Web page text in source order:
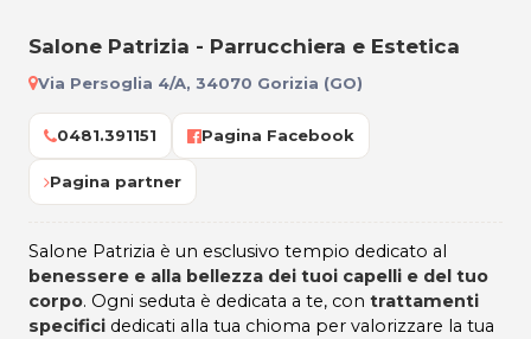
Salone Patrizia - Parrucchiera e Estetica
Via Persoglia 4/A, 34070 Gorizia (GO)
0481.391151 Pagina Facebook
Pagina partner
Salone Patrizia è un esclusivo tempio dedicato al
benessere e alla bellezza dei tuoi capelli e del tuo
corpo. Ogni seduta è dedicata a te, con trattamenti
specifici dedicati alla tua chioma per valorizzare la tua